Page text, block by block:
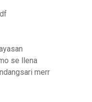
se llena
merr